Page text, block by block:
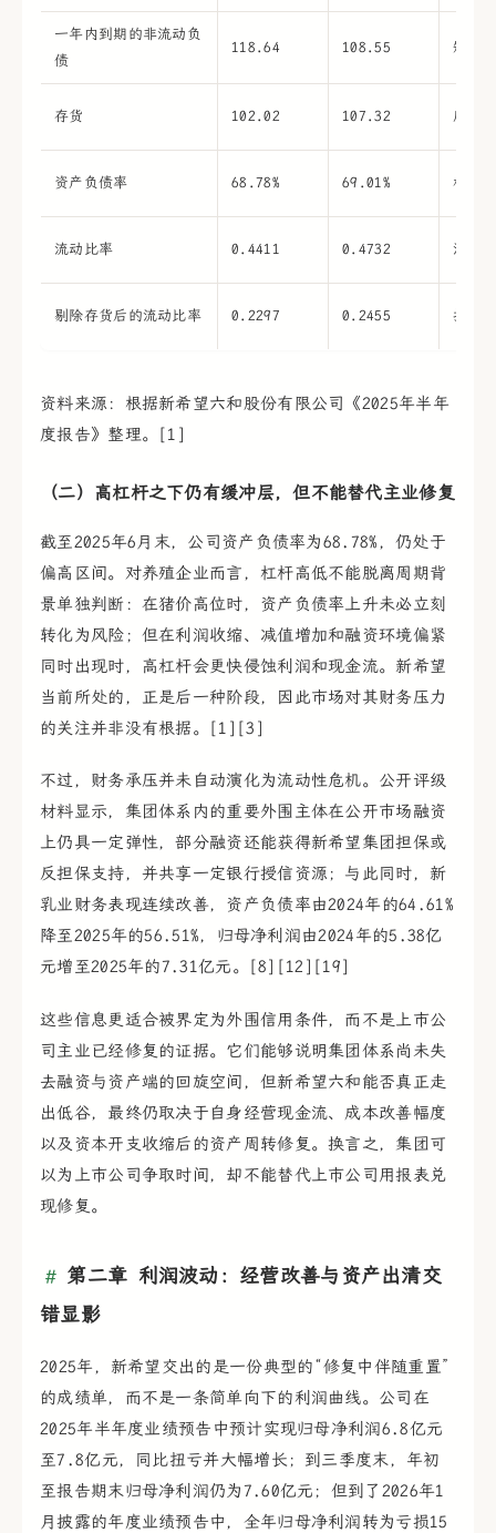
一年内到期的非流动负
债
118.64 108.55 短债
存货 102.02 107.32 库存
资产负债率 68.78% 69.01% 杠杆
流动比率 0.4411 0.4732 流动
剔除存货后的流动比率 0.2297 0.2455 扣除
资料来源：根据新希望六和股份有限公司《2025年半年
度报告》整理。[1]
（二）高杠杆之下仍有缓冲层，但不能替代主业修复
截至2025年6月末，公司资产负债率为68.78%，仍处于
偏高区间。对养殖企业而言，杠杆高低不能脱离周期背
景单独判断：在猪价高位时，资产负债率上升未必立刻
转化为风险；但在利润收缩、减值增加和融资环境偏紧
同时出现时，高杠杆会更快侵蚀利润和现金流。新希望
当前所处的，正是后一种阶段，因此市场对其财务压力
的关注并非没有根据。[1][3]
不过，财务承压并未自动演化为流动性危机。公开评级
材料显示，集团体系内的重要外围主体在公开市场融资
上仍具一定弹性，部分融资还能获得新希望集团担保或
反担保支持，并共享一定银行授信资源；与此同时，新
乳业财务表现连续改善，资产负债率由2024年的64.61%
降至2025年的56.51%，归母净利润由2024年的5.38亿
元增至2025年的7.31亿元。[8][12][19]
这些信息更适合被界定为外围信用条件，而不是上市公
司主业已经修复的证据。它们能够说明集团体系尚未失
去融资与资产端的回旋空间，但新希望六和能否真正走
出低谷，最终仍取决于自身经营现金流、成本改善幅度
以及资本开支收缩后的资产周转修复。换言之，集团可
以为上市公司争取时间，却不能替代上市公司用报表兑
现修复。
第二章 利润波动：经营改善与资产出清交
错显影
2025年，新希望交出的是一份典型的“修复中伴随重置”
的成绩单，而不是一条简单向下的利润曲线。公司在
2025年半年度业绩预告中预计实现归母净利润6.8亿元
至7.8亿元，同比扭亏并大幅增长；到三季度末，年初
至报告期末归母净利润仍为7.60亿元；但到了2026年1
月披露的年度业绩预告中，全年归母净利润转为亏损15